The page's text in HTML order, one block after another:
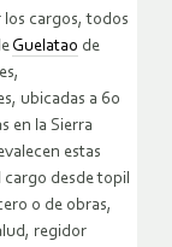
los cargos, todos
Guelatao de
ubicadas a 60
en la Sierra
estas
desde topil
o de obras,
regidor